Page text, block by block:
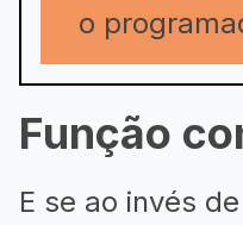
o
Função
E se ao invés